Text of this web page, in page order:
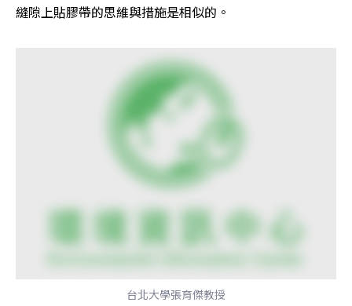
縫隙上貼膠帶的思維與措施是相似的。
台北大學張育傑教授